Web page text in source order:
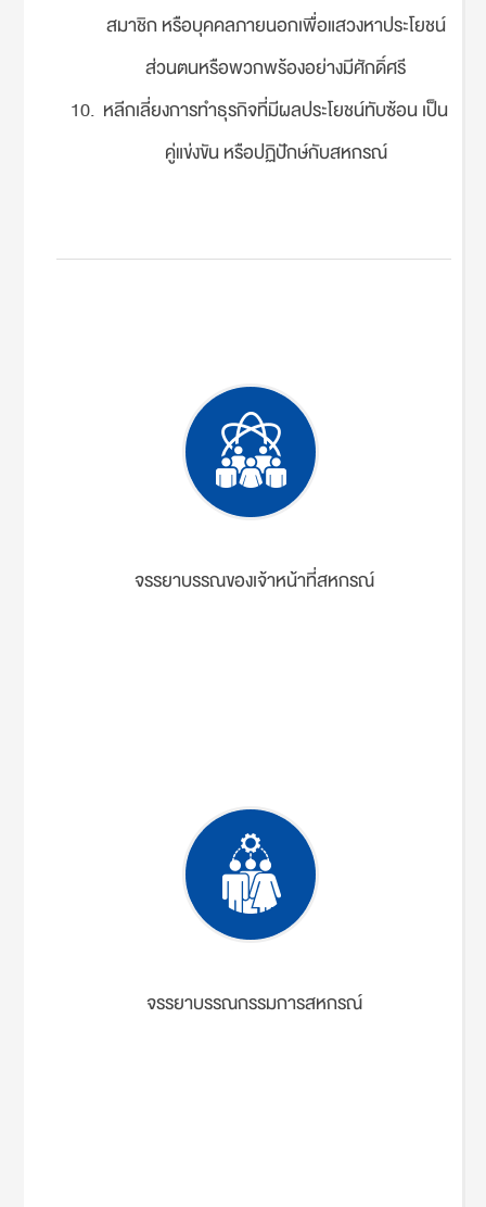
สมาชิก หรือบุคคลภายนอกเพื่อแสวงหาประโยชน์
ส่วนตนหรือพวกพร้องอย่างมีศักดิ์ศรี
หลีกเลี่ยงการทำธุรกิจที่มีผลประโยชน์ทับซ้อน เป็น
คู่แข่งขัน หรือปฏิปักษ์กับสหกรณ์
จรรยาบรรณของเจ้าหน้าที่สหกรณ์
จรรยาบรรณกรรมการสหกรณ์